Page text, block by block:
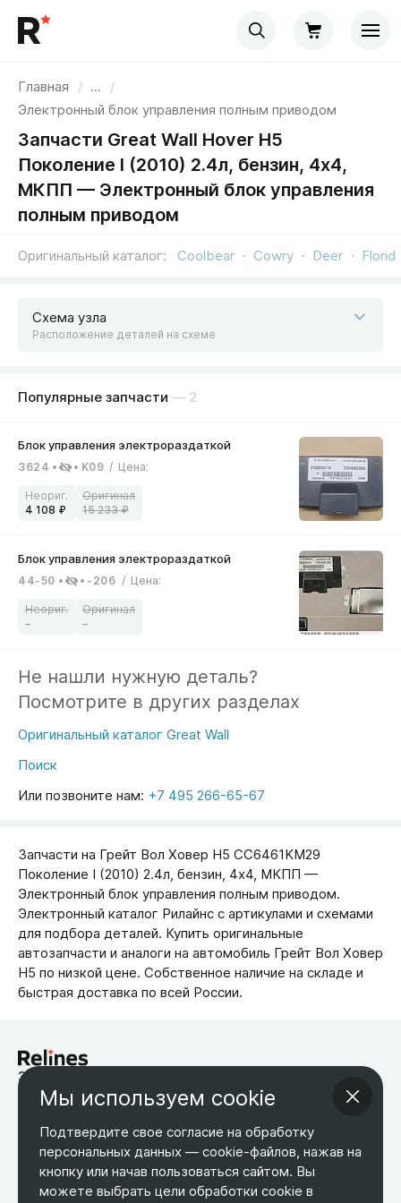
Главная / ...
/
Электронный блок управления полным приводом
Запчасти Great Wall Hover H5
Поколение I (2010) 2.4л, бензин, 4x4,
МКПП — Электронный блок управления
полным приводом
Оригинальный каталог Coolbear Cowry Deer Florid
Схема узла
Расположение деталей на схеме
Популярные запчасти — 2
3624 K09 / Цена:
4 108 15 233
44-50 -206 / Цена:
– –
Не нашли нужную деталь?
Посмотрите в других разделах
Оригинальный каталог Great Wall
Поиск
Или позвоните нам: +7 495 266-65-67
Запчасти на Грейт Вол Ховер Н5 CC6461KM29
Поколение I (2010) 2.4л, бензин, 4x4, МКПП —
Электронный блок управления полным приводом.
Электронный каталог Рилайнс с артикулами и схемами
для подбора деталей. Купить оригинальные
автозапчасти и аналоги на автомобиль Грейт Вол Ховер
Н5 по низкой цене. Собственное наличие на складе и
быстрая доставка по всей России.
Возврат товара
Оплата
Оптовым покупателям
Оферта
Обработка персональных данных
ТЕЛЕФОН
+7 495 266-65-67
ЭЛ. ПОЧТА
shop@relines.ru
АДРЕС
Москва, Гаражная 8
Мы используем cookie
Подтвердите свое согласие на обработку
персональных данных — cookie-файлов, нажав на
кнопку или начав пользоваться сайтом. Вы
можете выбрать цели обработки cookie в